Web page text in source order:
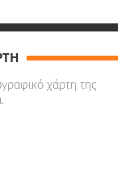
χάρτη της